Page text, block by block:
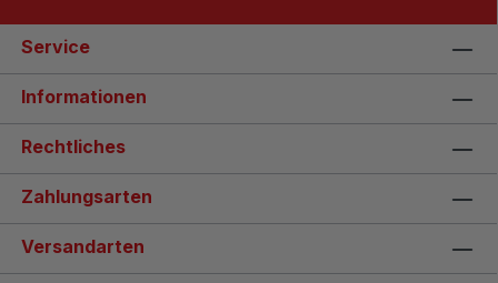
Service
Informationen
Rechtliches
Zahlungsarten
Versandarten